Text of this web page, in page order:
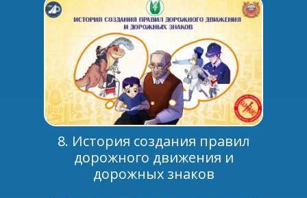
8. История создания правил
дорожного движения и
дорожных знаков